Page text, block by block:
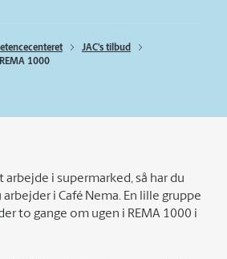
JAC's tilbud
REMA 1000
arbejde i supermarked, så har du
i Café Nema. En lille gruppe
to gange om ugen i REMA 1000 i